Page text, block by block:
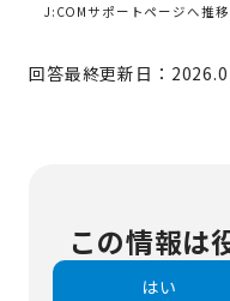
J:COMサポートページへ推移
回答最終更新日：
この情報は
はい